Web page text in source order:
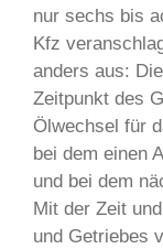
nur sechs bis
Kfz
anders aus:
Zeitpunkt des
Ölwechsel für
bei dem einen
und bei dem
Mit der Zeit
und Getriebes